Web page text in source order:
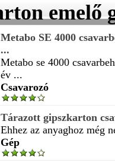
emelő
Metabo SE 4000
...
Metabo se 4000
év ...
Csavarozó
Tárazott gipszkarton
Ehhez az anyaghoz még
Gép